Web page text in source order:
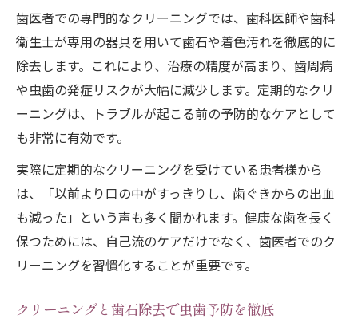
歯医者の推奨するクリーニング頻度の理由
生活習慣に合わせたクリーニングの受け方
歯石除去で健康な歯を保つポイント
歯医者クリーニングと歯石除去の違いを知
ろう
歯石除去で歯の健康が保てる理由を解説
クリーニングで歯石を効率よく除去する方
法
歯石が溜まる前にクリーニングを受ける重
要性
ト
歯医者での専門的なクリーニングでは、歯科医師や歯科
衛生士が専用の器具を用いて歯石や着色汚れを徹底的に
除去します。これにより、治療の精度が高まり、歯周病
や虫歯の発症リスクが大幅に減少します。定期的なクリ
ーニングは、トラブルが起こる前の予防的なケアとして
も非常に有効です。
実際に定期的なクリーニングを受けている患者様から
は、「以前より口の中がすっきりし、歯ぐきからの出血
も減った」という声も多く聞かれます。健康な歯を長く
保つためには、自己流のケアだけでなく、歯医者でのク
リーニングを習慣化することが重要です。
クリーニングと歯石除去で虫歯予防を徹底